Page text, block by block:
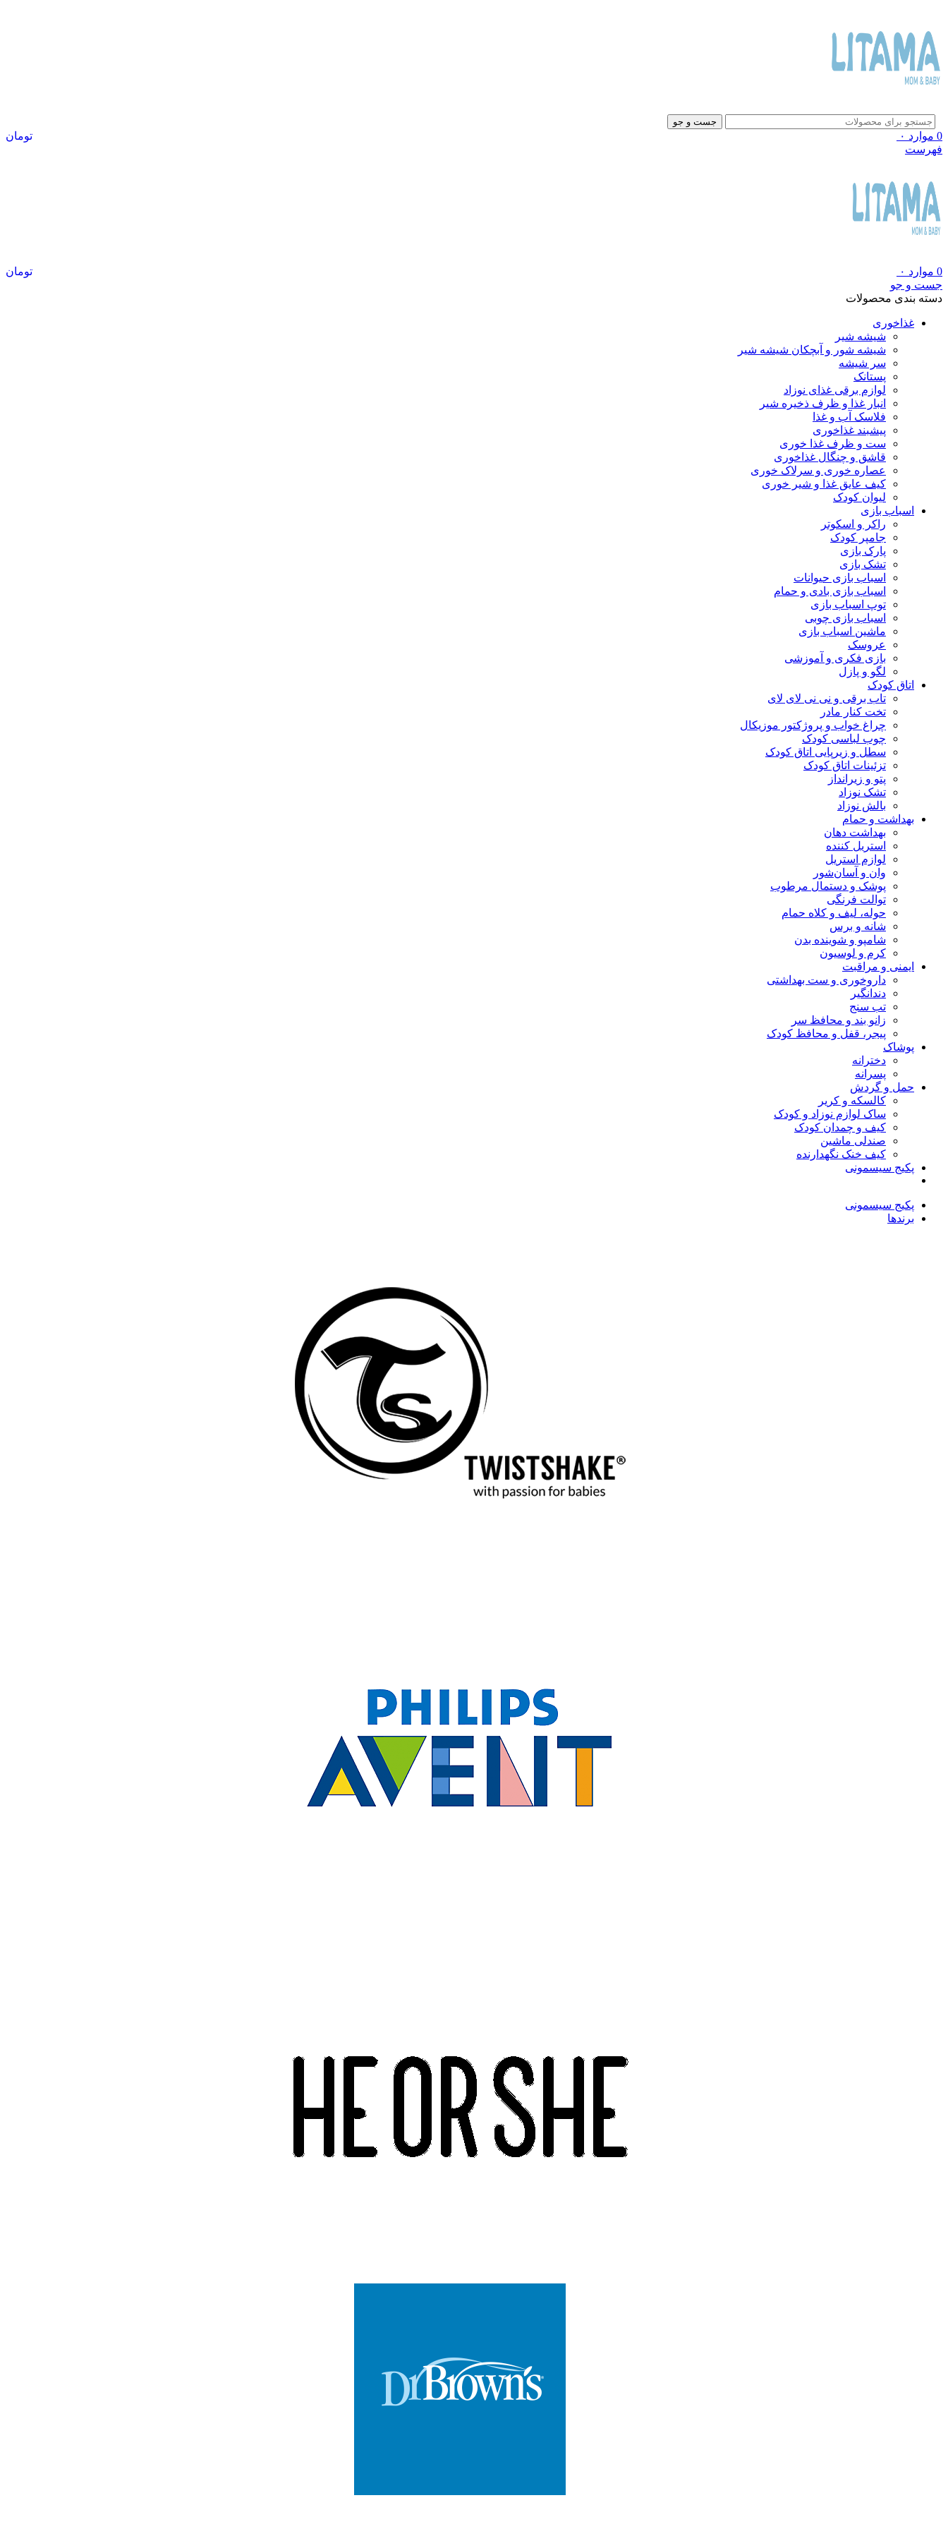
جست و جو
0 موارد ۰
تومان
فهرست
0 موارد ۰
تومان
جست و جو
دسته بندی محصولات
غذاخوری
شیشه شیر
شیشه ‌شور و آبچکان شیشه‌ شیر
سر شیشه
پستانک
لوازم برقی غذای نوزاد
انبار غذا و ظرف ذخیره شیر
فلاسک آب و غذا
پیشبند غذاخوری
ست و ظرف غذا خوری
قاشق و چنگال غذاخوری
عصاره خوری و سرلاک خوری
کیف عایق غذا و شیر خوری
لیوان کودک
اسباب بازی
راکر و اسکوتر
جامپر کودک
پارک بازی
تشک بازی
اسباب بازی حیوانات
اسباب بازی بادی و حمام
توپ اسباب بازی
اسباب بازی چوبی
ماشین اسباب بازی
عروسک
بازی فکری و آموزشی
لگو و پازل
اتاق کودک
تاب برقی و نی نی لای لای
تخت کنار مادر
چراغ خواب و پروژکتور موزیکال
چوب لباسی کودک
سطل و زیرپایی اتاق کودک
تزئینات اتاق کودک
پتو و زیرانداز
تشک نوزاد
بالش نوزاد
بهداشت و حمام
بهداشت دهان
استریل کننده
لوازم استریل
وان و آسان‌شور
پوشک و دستمال مرطوب
توالت فرنگی
حوله، لیف و کلاه حمام
شانه و برس
شامپو و شوینده بدن
کرم و لوسیون
ایمنی و مراقبت
داروخوری و ست بهداشتی
دندانگیر
تب‌ سنج
زانو بند و محافظ سر
پیجر، قفل و محافظ کودک
پوشاک
دخترانه
پسرانه
حمل و گردش
کالسکه و کریر
ساک لوازم نوزاد و کودک
کیف و چمدان کودک
صندلی ماشین
کیف خنک نگهدارنده
پکیج سیسمونی
پکیج سیسمونی
برندها